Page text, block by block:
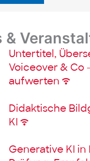
&
Untertitel,
Voiceover & Co
aufwerten
Didaktische
KI
Generative KI in